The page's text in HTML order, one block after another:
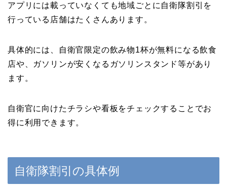
アプリには載っていなくても地域ごとに自衛隊割引を
行っている店舗はたくさんあります。
具体的には、自衛官限定の飲み物1杯が無料になる飲食
店や、ガソリンが安くなるガソリンスタンド等があり
ます。
自衛官に向けたチラシや看板をチェックすることでお
得に利用できます。
自衛隊割引の具体例